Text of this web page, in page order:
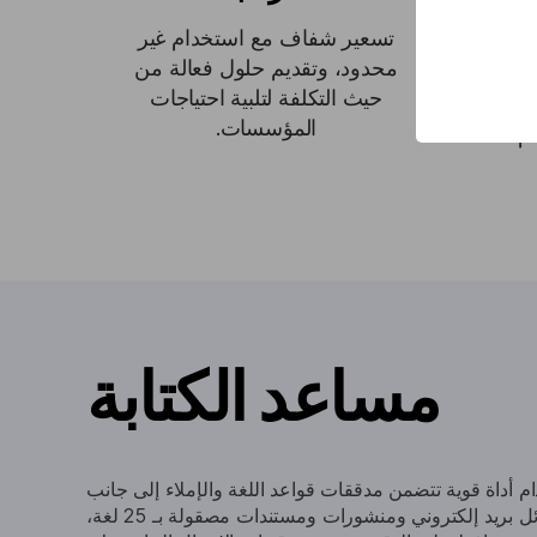
تسعير شفاف مع استخدام غير
محدود، وتقديم حلول فعالة من
حيث التكلفة لتلبية احتياجات
المؤسسات.
مساعد الكتابة
أداة قوية تتضمن مدققات قواعد اللغة والإملاء إلى جانب
مولد النصوص. قم بإنشاء رسائل بريد إلكتروني ومنشورات ومستندات مصقولة بـ 25 لغة،